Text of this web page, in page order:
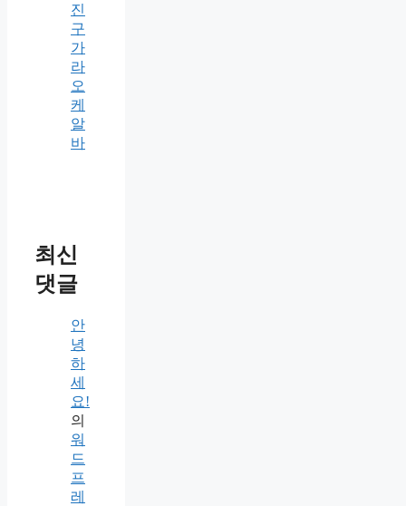
진
구
가
라
오
케
알
바
최신
댓글
안
녕
하
세
요!
의
워
드
프
레